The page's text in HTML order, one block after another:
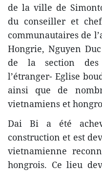
de la ville de
du conseiller et
communautaires de
Hongrie, Nguyen
de la section des
l’étranger- Eglise
ainsi que de
vietnamiens et
Dai Bi a été
construction et est
vietnamienne
hongrois. Ce lieu